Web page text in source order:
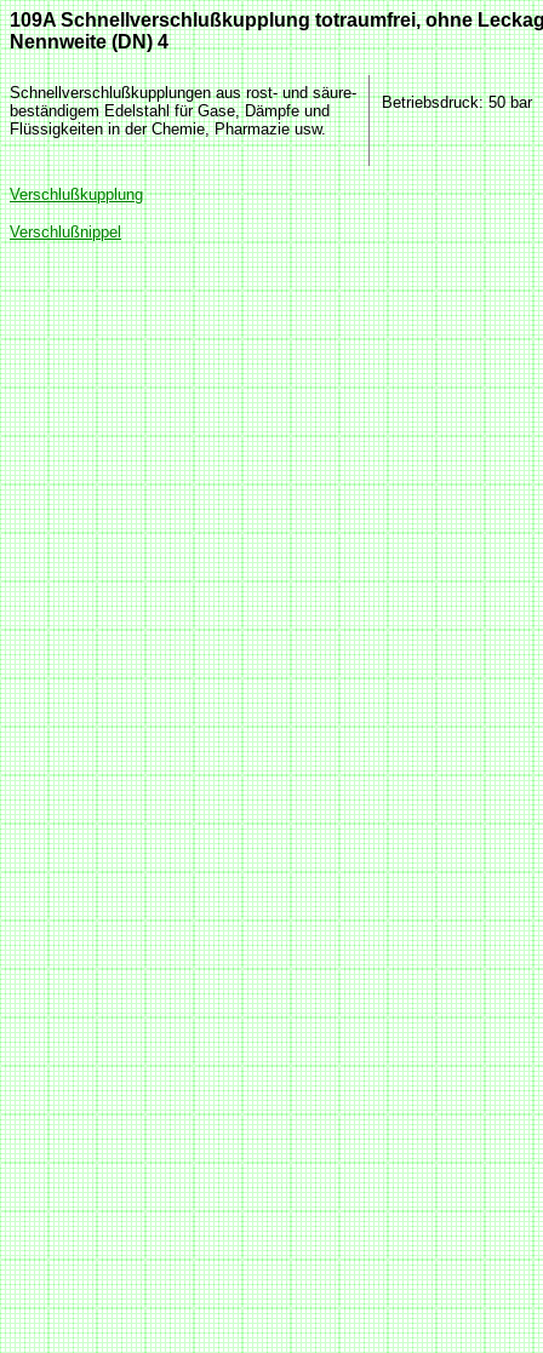
109A Schnellverschlußkupplung totraumfrei, ohne
Nennweite (DN) 4
Schnellverschlußkupplungen aus rost- und säure-
beständigem Edelstahl für Gase, Dämpfe und
Flüssigkeiten in der Chemie, Pharmazie usw.
Betriebsdruck: 50 bar
Verschlußkupplung
Verschlußnippel